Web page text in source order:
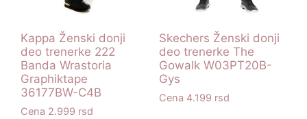
Kappa Ženski donji
deo trenerke 222
Banda Wrastoria
Graphiktape
36177BW-C4B
2.999 rsd
Skechers Ženski donji
deo trenerke The
Gowalk W03PT20B-
Gys
4.199 rsd